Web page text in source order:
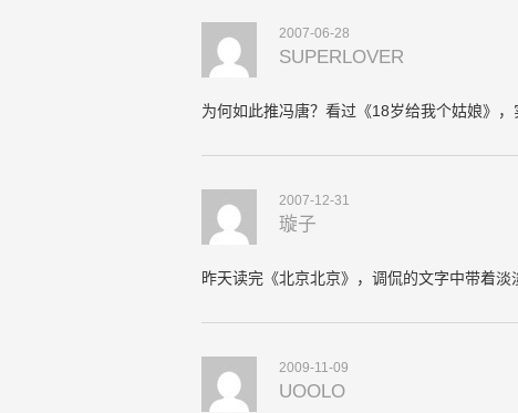
2007-06-28
SUPERLOVER
为何如此推冯唐？看过《18岁给我个姑娘》
2007-12-31
璇子
昨天读完《北京北京》，调侃的文字中带着
2009-11-09
UOOLO